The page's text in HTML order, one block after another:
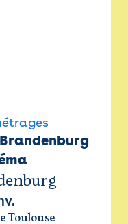
Toulouse